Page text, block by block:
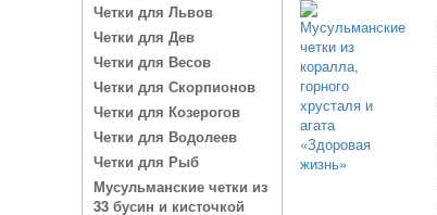
Четки для Львов
Четки для Дев
Четки для Весов
Четки для Скорпионов
Четки для Козерогов
Четки для Водолеев
Четки для Рыб
Мусульманские четки из
33 бусин и кисточкой